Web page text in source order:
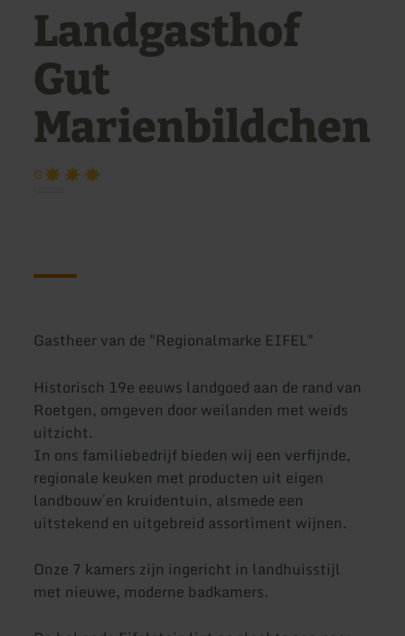
Landgasthof
Gut
Marienbildchen
G
Gastheer van de "Regionalmarke EIFEL"
Historisch 19e eeuws landgoed aan de rand van
Roetgen, omgeven door weilanden met weids
uitzicht.
In ons familiebedrijf bieden wij een verfijnde,
regionale keuken met producten uit eigen
landbouw´en kruidentuin, alsmede een
uitstekend en uitgebreid assortiment wijnen.
Onze 7 kamers zijn ingericht in landhuisstijl
met nieuwe, moderne badkamers.